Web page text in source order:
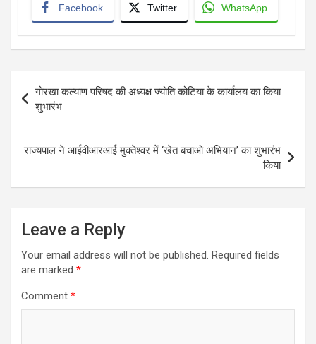
Facebook Twitter WhatsApp
Post
navigation
गोरखा कल्याण परिषद की अध्यक्ष ज्योति कोटिया के कार्यालय का किया
शुभारंभ
राज्यपाल ने आईवीआरआई मुक्तेश्वर में ‘खेत बचाओ अभियान’ का शुभारंभ
किया
Leave a Reply
Your email address will not be published. Required fields
are marked *
Comment *